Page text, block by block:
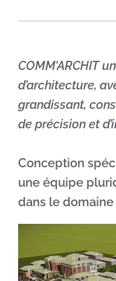
COMM’ARCHIT
d’architecture,
grandissant,
de précision et
Conception
une équipe
dans le